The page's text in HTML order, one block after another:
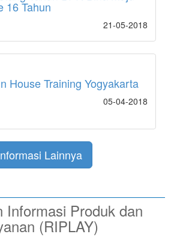
16 Tahun
21-05-2018
House Training Yogyakarta
05-04-2018
Lainnya
Informasi Produk dan
(RIPLAY)